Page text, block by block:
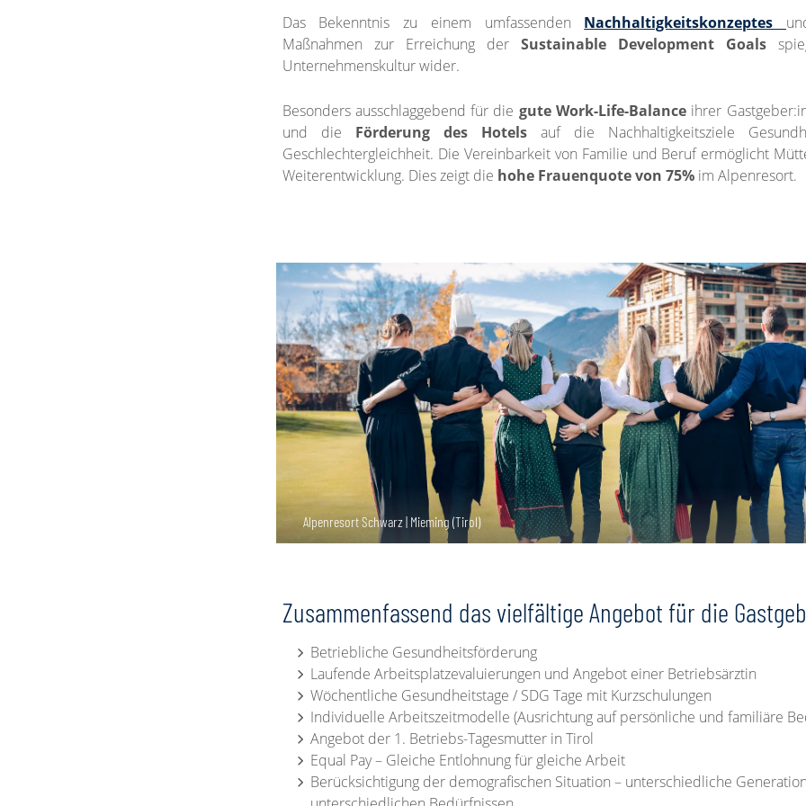
Das Bekenntnis zu einem umfassenden Nachhaltigkeitskonzeptes
Maßnahmen zur Erreichung der Sustainable Development Goals
Unternehmenskultur wider.
Besonders ausschlaggebend für die gute Work-Life-Balance ihrer
und die Förderung des Hotelsauf die Nachhaltigkeitsziele
Geschlechtergleichheit. Die Vereinbarkeit von Familie und Beruf ermöglicht
Weiterentwicklung. Dies zeigt die hohe Frauenquote von 75%im Alpenresort.
Alpenresort Schwarz | Mieming (Tirol)
Zusammenfassend das vielfältige Angebot für die
Betriebliche Gesundheitsförderung
Laufende Arbeitsplatzevaluierungen und Angebot einer Betriebsärztin
Wöchentliche Gesundheitstage / SDG Tage mit Kurzschulungen
Individuelle Arbeitszeitmodelle (Ausrichtung auf persönliche und familiäre
Angebot der 1. Betriebs-Tagesmutter in Tirol
Equal Pay – Gleiche Entlohnung für gleiche Arbeit
Berücksichtigung der demografischen Situation – unterschiedliche